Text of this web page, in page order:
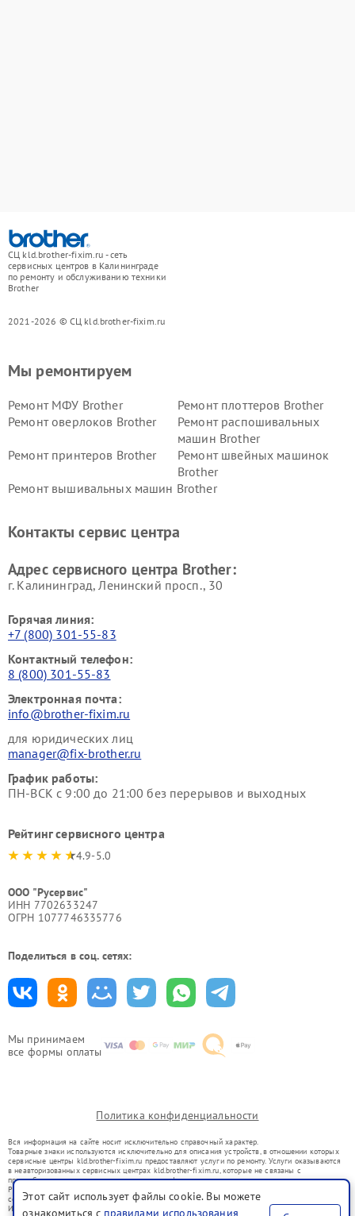
СЦ kld.brother-fixim.ru - сеть
сервисных центров в Калининграде
по ремонту и обслуживанию техники
Brother
2021-2026 © СЦ kld.brother-fixim.ru
Мы принимаем
все формы оплаты
Мы ремонтируем
Ремонт МФУ Brother
Ремонт плоттеров Brother
Ремонт оверлоков Brother
Ремонт распошивальных
машин Brother
Ремонт принтеров Brother
Ремонт швейных машинок
Brother
Ремонт вышивальных машин Brother
Контакты сервис центра
Адрес сервисного центра Brother:
г. Калининград, Ленинский просп., 30
Горячая линия:
+7 (800) 301-55-83
Контактный телефон:
8 (800) 301-55-83
Электронная почта:
info@brother-fixim.ru
для юридических лиц
manager@fix-brother.ru
График работы:
ПН-ВСК с 9:00 до 21:00 без перерывов и выходных
Рейтинг сервисного центра
4.9-5.0
ООО "Русервис"
ИНН 7702633247
ОГРН 1077746335776
Поделиться в соц. сетях:
Политика конфиденциальности
Вся информация на сайте носит исключительно справочный характер.
Товарные знаки используются исключительно для описания устройств, в отношении которых
сервисные центры kld.brother-fixim.ru предоставляют услуги по ремонту. Услуги оказываются
в неавторизованных сервисных центрах kld.brother-fixim.ru, которые не связаны с
правообладателями товарных знаков или их официальными представителями.
Ремонт осуществляется для устройств, уже введенных в гражданский оборот в соответствии
со статьей 1487 ГК РФ.
Использование товарных знаков не преследует цели индивидуализации услуг или введения
Этот сайт использует файлы cookie. Вы можете
ознакомиться с правилами использования